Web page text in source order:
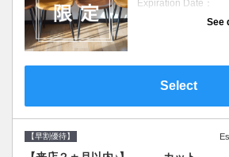
Expiration Date：
新規限定の平日のみ
平日クーポン●シャ
提案させて頂きます
See
Select
【早割優待】